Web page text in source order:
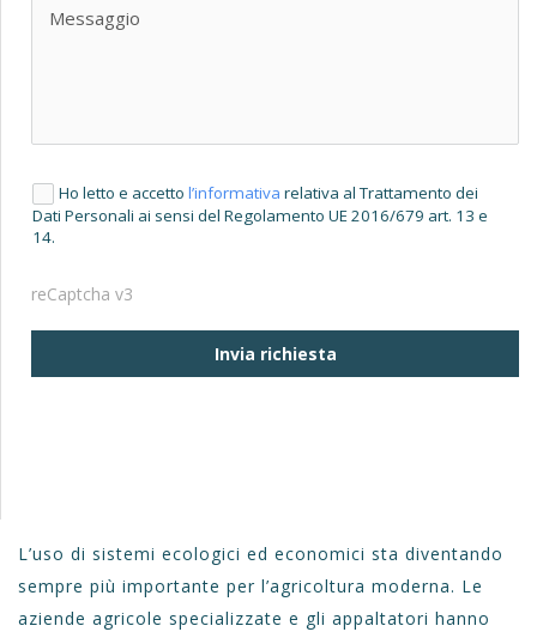
Ho letto e accettol’informativa relativa al Trattamento dei
Dati Personali ai sensi del Regolamento UE 2016/679 art. 13 e
14.
reCaptcha v3
Invia richiesta
L’uso di sistemi ecologici ed economici sta diventando
sempre più importante per l’agricoltura moderna. Le
aziende agricole specializzate e gli appaltatori hanno